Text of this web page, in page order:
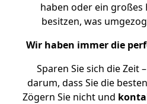
haben oder ein großes
besitzen, was
Wir haben immer die
Sparen Sie sich die Zeit
darum, dass Sie die
Zögern Sie nicht und